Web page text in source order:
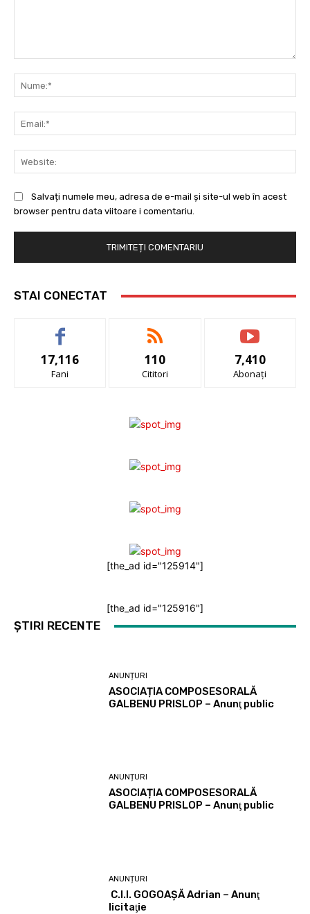
Salvați numele meu, adresa de e-mail și site-ul web în acest
browser pentru data viitoare i comentariu.
STAI CONECTAT
17,116
Fani
110
Cititori
7,410
Abonați
[the_ad id="125914"]
[the_ad id="125916"]
ȘTIRI RECENTE
ANUNȚURI
ASOCIAȚIA COMPOSESORALĂ
GALBENU PRISLOP – Anunţ public
ANUNȚURI
ASOCIAȚIA COMPOSESORALĂ
GALBENU PRISLOP – Anunţ public
ANUNȚURI
C.I.I. GOGOAŞĂ Adrian – Anunţ
licitaţie